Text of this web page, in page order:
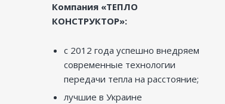
Компания «ТЕПЛО
КОНСТРУКТОР»:
с 2012 года успешно внедряем
современные технологии
передачи тепла на расстояние;
лучшие в Украине